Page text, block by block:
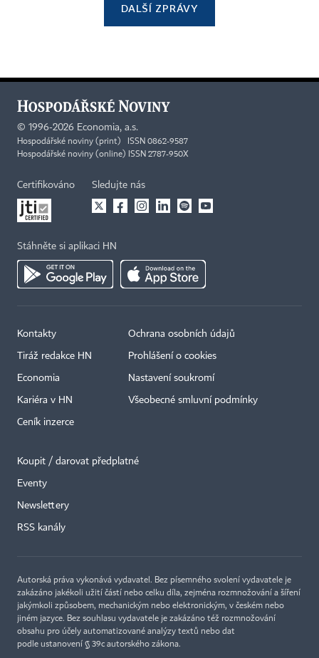
DALŠÍ ZPRÁVY
© 1996-2026 Economia, a.s.
Hospodářské noviny (print) ISSN 0862-9587
Hospodářské noviny (online) ISSN 2787-950X
Certifikováno Sledujte nás
Stáhněte si aplikaci HN
Kontakty
Tiráž redakce HN
Economia
Kariéra v HN
Ceník inzerce
Ochrana osobních údajů
Prohlášení o cookies
Nastavení soukromí
Všeobecné smluvní podmínky
Koupit / darovat předplatné
Eventy
Newslettery
RSS kanály
Autorská práva vykonává vydavatel. Bez písemného svolení vydavatele je
zakázáno jakékoli užití částí nebo celku díla, zejména rozmnožování a šíření
jakýmkoli způsobem, mechanickým nebo elektronickým, v českém nebo
jiném jazyce. Bez souhlasu vydavatele je zakázáno též rozmnožování
obsahu pro účely automatizované analýzy textů nebo dat
podle ustanovení § 39c autorského zákona.